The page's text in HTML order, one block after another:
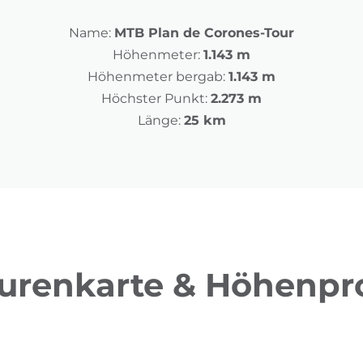
Name: MTB Plan de Corones-Tour
Höhenmeter: 1.143 m
Höhenmeter bergab: 1.143 m
Höchster Punkt: 2.273 m
Länge: 25 km
&